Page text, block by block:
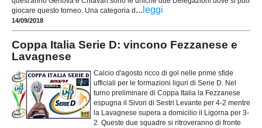
giocare questo torneo. Una categoria d... leggi
14/09/2018
Coppa Italia Serie D: vincono Fezzanese e
Lavagnese
Calcio d'agosto ricco di gol nelle prime sfide
ufficiali per le formazioni liguri di Serie D. Nel
turno preliminare di Coppa Italia la Fezzanese
espugna il Sivori di Sestri Levante per 4-2 mentre
la Lavagnese supera a domicilio il Ligorna per 3-
2. Queste due squadre si ritroveranno di fronte